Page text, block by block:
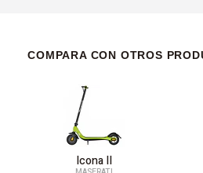
COMPARA CON OTROS
Icona II